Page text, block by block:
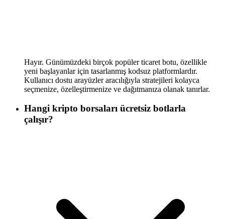
Hayır. Günümüzdeki birçok popüler ticaret botu, özellikle
yeni başlayanlar için tasarlanmış kodsuz platformlardır.
Kullanıcı dostu arayüzler aracılığıyla stratejileri kolayca
seçmenize, özelleştirmenize ve dağıtmanıza olanak tanırlar.
Hangi kripto borsaları ücretsiz botlarla
çalışır?